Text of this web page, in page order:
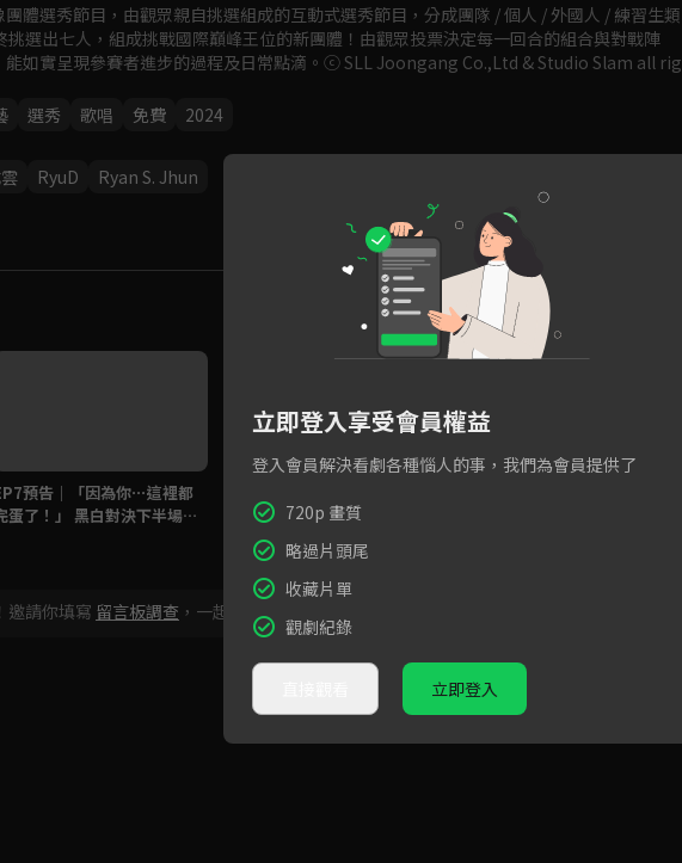
Play
Video
體選秀節目，由觀眾親自挑選組成的互動式選秀節目，分成團隊 / 個人 / 外國人 / 練習生類
挑選出七人，組成挑戰國際巔峰王位的新團體！由觀眾投票決定每一回合的組合與對戰陣
能如實呈現參賽者進步的過程及日常點滴。ⓒ SLL Joongang Co.,Ltd & Studio Slam all rig
選秀 歌唱 免費 2024
RyuD Ryan S. Jhun
預告｜「因為你⋯這裡都
蛋了！」 黑白對決下半場戰
員動感挑戰NCT U'Make A Wi
sh'舞台
邀請你填寫 留言板調查 ，一起共創新版留言功能！
立即登入享受會員權益
登入會員解決看劇各種惱人的事，我們為會員提供了
720p 畫質
略過片頭尾
收藏片單
觀劇紀錄
立即登入